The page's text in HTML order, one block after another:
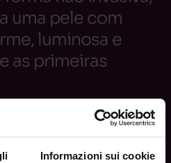
Informazioni sui cookie
uma pele com
luminosa e
as primeiras